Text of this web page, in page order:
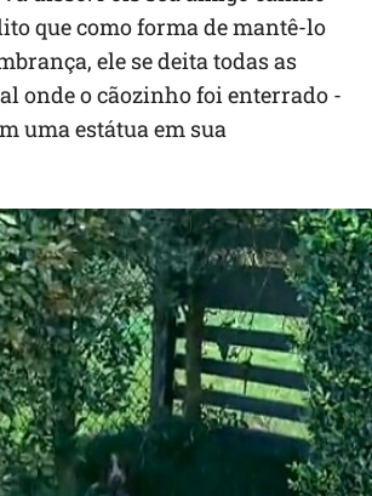
que como forma de mantê-lo
ele se deita todas as
onde o cãozinho foi enterrado -
uma estátua em sua